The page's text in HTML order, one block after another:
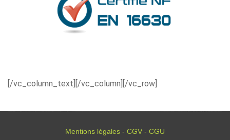
[/vc_column_text][/vc_column][/vc_row]
Mentions légales - CGV - CGU